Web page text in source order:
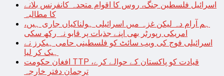
اسرائیل فلسطین جنگ، روس کا اقوام متحدہ کانفرنس بلانے
کا مطالبہ
ہم آرام دہ لیکن غزہ میں اسرائیلی ہولناکیاں جاری ہیں،
امریکی رپورٹر بھی اپنے جذبات پر قابو نہ رکھ سکی
اسرائیلی فوج کی ویب سائٹ کو فلسطینی حامی ہیکرز نے
ہیک کر لیا
افغان حکومت TTP قیادت کو پاکستان کے حوالے کرے،
ترجمان دفتر خارجہ